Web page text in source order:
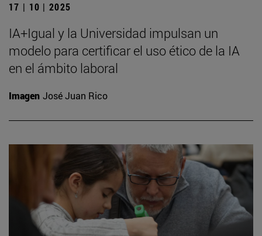
17 | 10 | 2025
IA+Igual y la Universidad impulsan un
modelo para certificar el uso ético de la IA
en el ámbito laboral
Imagen José Juan Rico